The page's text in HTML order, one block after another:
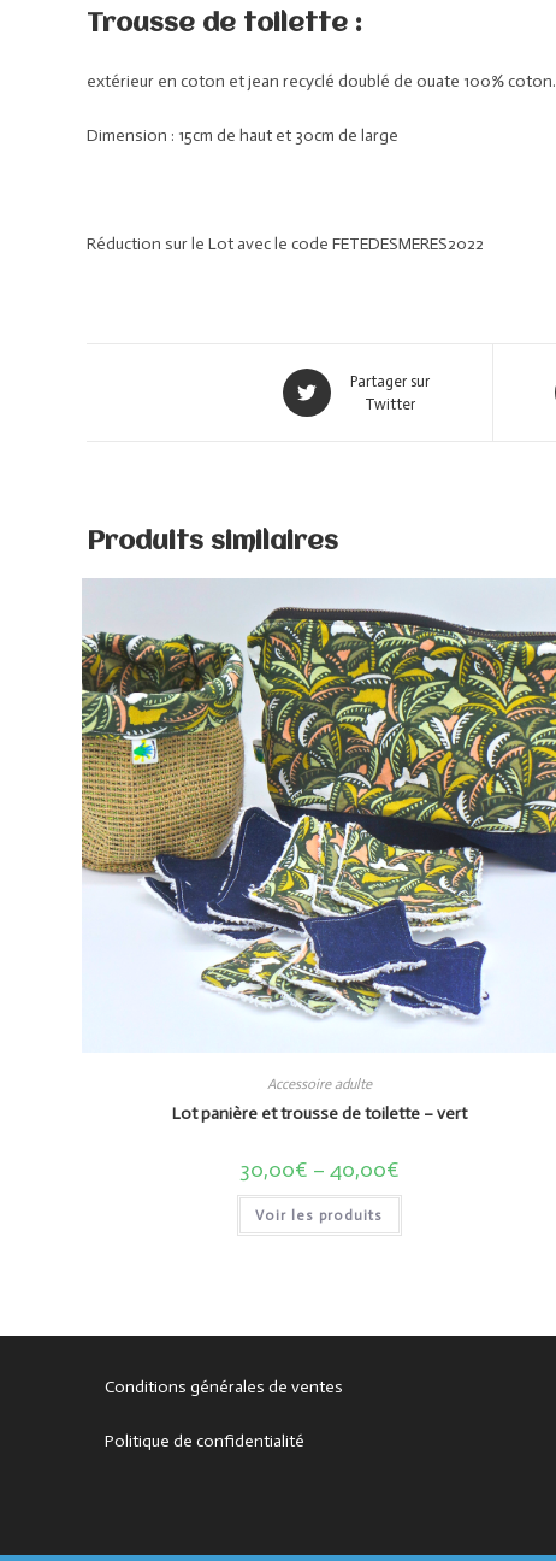
Trousse de toilette :
extérieur en coton et jean recyclé doublé de ouate 100% coton.
Dimension : 15cm de haut et 30cm de large
Réduction sur le Lot avec le code FETEDESMERES2022
Partager sur
Twitter
Produits similaires
Accessoire adulte
Lot panière et trousse de toilette – vert
30,00€ – 40,00€
Voir les produits
Conditions générales de ventes
Politique de confidentialité